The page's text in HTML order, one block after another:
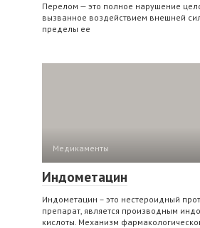
Перелом — это полное нарушение
вызванное воздействием внешней
пределы ее
Медикаменты
Индометацин
Индометацин – это нестероидный
препарат, является производным
кислоты. Механизм